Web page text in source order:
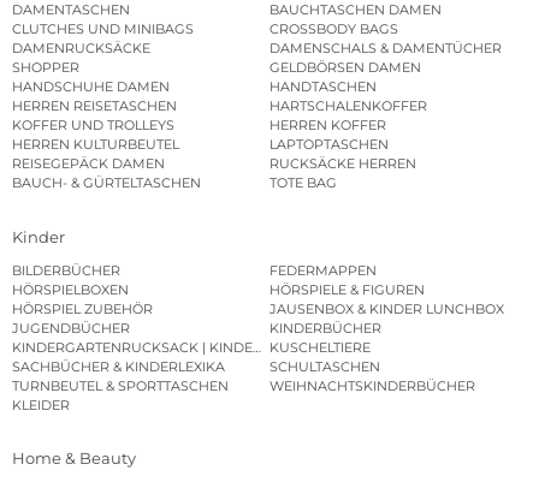
DAMENTASCHEN
BAUCHTASCHEN DAMEN
CLUTCHES UND MINIBAGS
CROSSBODY BAGS
DAMENRUCKSÄCKE
DAMENSCHALS & DAMENTÜCHER
SHOPPER
GELDBÖRSEN DAMEN
HANDSCHUHE DAMEN
HANDTASCHEN
HERREN REISETASCHEN
HARTSCHALENKOFFER
KOFFER UND TROLLEYS
HERREN KOFFER
HERREN KULTURBEUTEL
LAPTOPTASCHEN
REISEGEPÄCK DAMEN
RUCKSÄCKE HERREN
BAUCH- & GÜRTELTASCHEN
TOTE BAG
Kinder
BILDERBÜCHER
FEDERMAPPEN
HÖRSPIELBOXEN
HÖRSPIELE & FIGUREN
HÖRSPIEL ZUBEHÖR
JAUSENBOX & KINDER LUNCHBOX
JUGENDBÜCHER
KINDERBÜCHER
KINDERGARTENRUCKSACK | KINDERGARTENBEUTEL
KUSCHELTIERE
SACHBÜCHER & KINDERLEXIKA
SCHULTASCHEN
TURNBEUTEL & SPORTTASCHEN
WEIHNACHTSKINDERBÜCHER
KLEIDER
Home & Beauty